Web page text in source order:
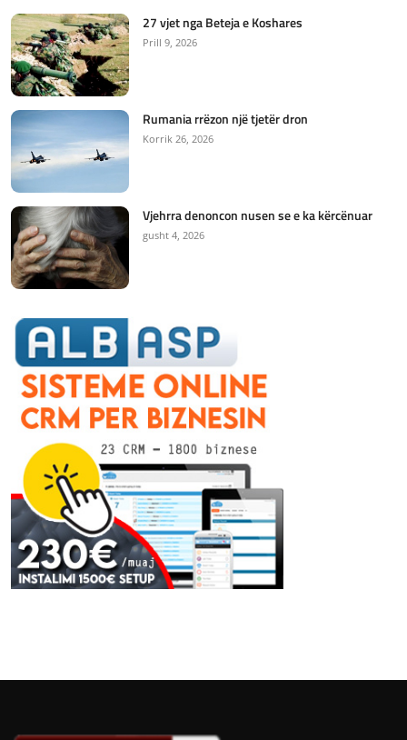
27 vjet nga Beteja e Koshares
Prill 9, 2026
Rumania rrëzon një tjetër dron
Korrik 26, 2026
Vjehrra denoncon nusen se e ka kërcënuar
gusht 4, 2026